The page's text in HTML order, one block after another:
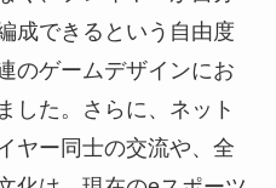
成できるという自由度
のゲームデザインにお
した。さらに、ネット
ヤー同士の交流や、全